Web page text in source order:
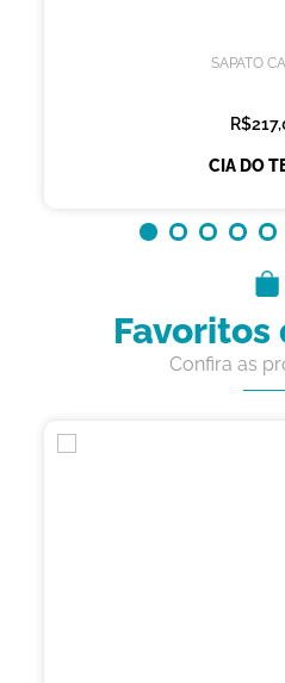
SAPATO
CIA DO
Favoritos
Confira as